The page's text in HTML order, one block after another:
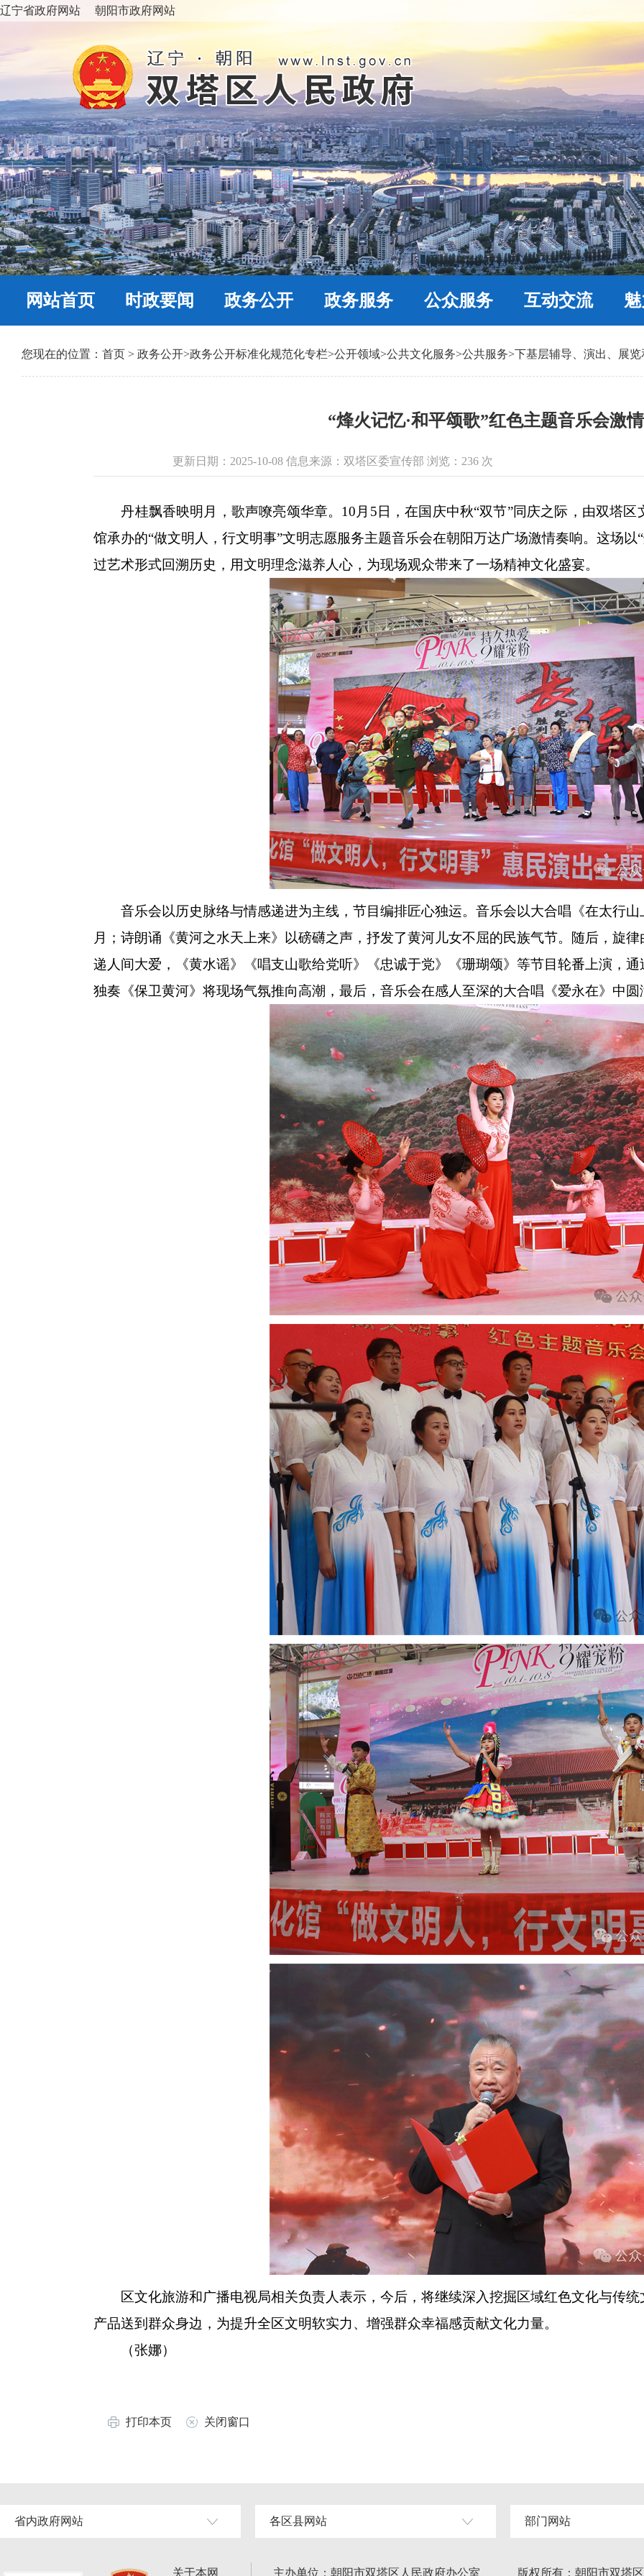
辽宁省政府网站 朝阳市政府网站
网站首页 时政要闻 政务公开 政务服务 公众服务 互动交流
您现在的位置： 首页 > 政务公开>政务公开标准化规范化专栏>公开领域>公共文化服务>公共服务>下基层辅导、演出、展
“烽火记忆·和平颂歌”红色主题音乐会激
更新日期：2025-10-08 信息来源：双塔区委宣传部 浏览： 236 次
丹桂飘香映明月，歌声嘹亮颂华章。10月5日，在国庆中秋“双节”同庆之际，由双塔区
馆承办的“做文明人，行文明事”文明志愿服务主题音乐会在朝阳万达广场激情奏响。这场以
过艺术形式回溯历史，用文明理念滋养人心，为现场观众带来了一场精神文化盛宴。
音乐会以历史脉络与情感递进为主线，节目编排匠心独运。音乐会以大合唱《在太行山
月；诗朗诵《黄河之水天上来》以磅礴之声，抒发了黄河儿女不屈的民族气节。随后，旋
递人间大爱，《黄水谣》《唱支山歌给党听》《忠诚于党》《珊瑚颂》等节目轮番上演，
独奏《保卫黄河》将现场气氛推向高潮，最后，音乐会在感人至深的大合唱《爱永在》中圆
区文化旅游和广播电视局相关负责人表示，今后，将继续深入挖掘区域红色文化与传统
产品送到群众身边，为提升全区文明软实力、增强群众幸福感贡献文化力量。
（张娜）
打印本页 关闭窗口
省内政府网站 各区县网站 部门网站
关于本网 主办单位：朝阳市双塔区人民政府办公室 版权所有：朝阳市双塔